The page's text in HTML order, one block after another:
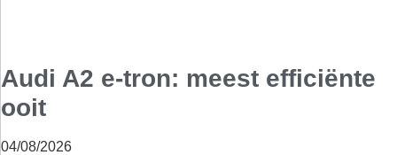
Audi A2 e-tron: meest efficiënte
ooit
04/08/2026